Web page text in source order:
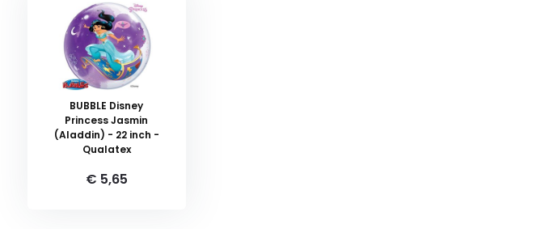
BUBBLE Disney
Princess Jasmin
(Aladdin) - 22 inch -
Qualatex
€ 5,65